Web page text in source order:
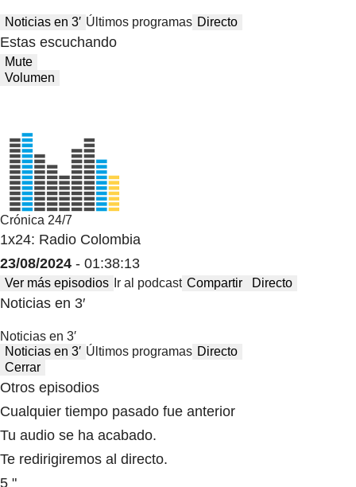
Noticias en 3′ Últimos programas Directo
Estas escuchando
Mute
Volumen
Crónica 24/7
1x24: Radio Colombia
23/08/2024 - 01:38:13
Ver más episodios Ir al podcast Compartir Directo
Noticias en 3′
Noticias en 3′
Noticias en 3′ Últimos programas Directo
Cerrar
Otros episodios
Cualquier tiempo pasado fue anterior
Tu audio se ha acabado.
Te redirigiremos al directo.
5 "